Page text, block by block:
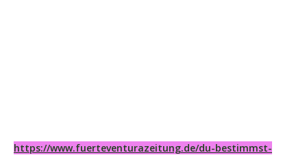
https://www.fuerteventurazeitung.de/du-bestimmst-